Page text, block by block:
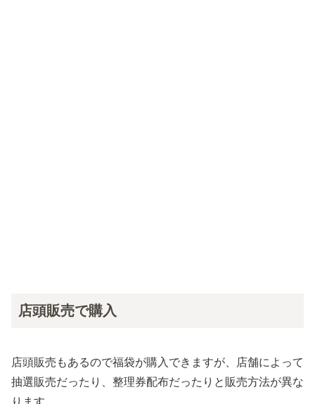
店頭販売で購入
店頭販売もあるので福袋が購入できますが、店舗によって
抽選販売だったり、整理券配布だったりと販売方法が異な
ります。